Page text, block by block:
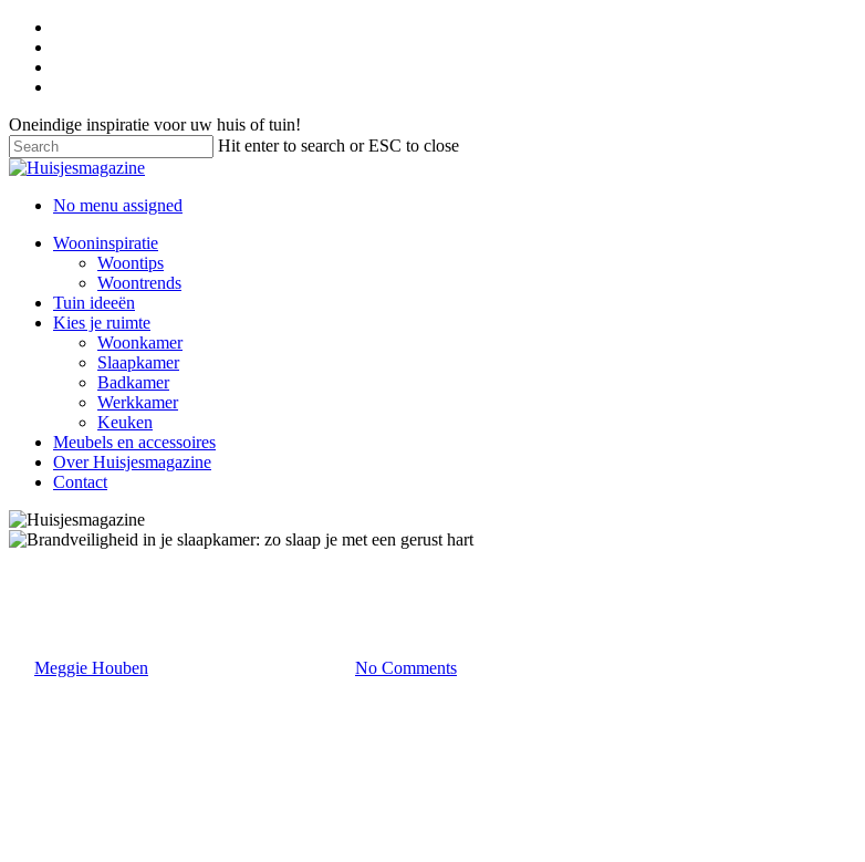
Oneindige inspiratie voor uw huis of tuin!
Hit enter to search or ESC to close
No menu assigned
Wooninspiratie
Woontips
Woontrends
Tuin ideeën
Kies je ruimte
Woonkamer
Slaapkamer
Badkamer
Werkkamer
Keuken
Meubels en accessoires
Over Huisjesmagazine
Contact
Meggie Houben No Comments